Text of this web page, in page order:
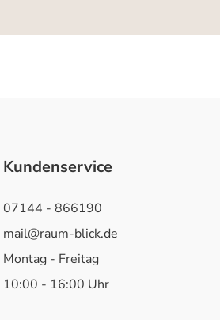
Kundenservice
07144 - 866190
mail@raum-blick.de
Montag - Freitag
10:00 - 16:00 Uhr